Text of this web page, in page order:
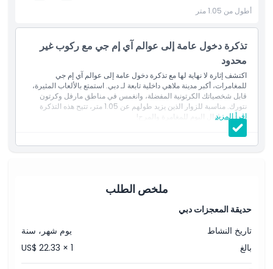
سياسة الإلغاء
أطول من 1.05 متر
تذكرة دخول عامة إلى عوالم آي إم جي مع ركوب غير
محدود
اكتشف إثارة لا نهاية لها مع تذكرة دخول عامة إلى عوالم آي إم جي
للمغامرات، أكبر مدينة ملاهي داخلية تابعة لـ دبي. استمتع بالألعاب المثيرة،
قابل شخصياتك الكرتونية المفضلة، وانغمس في مناطق مارفل وكرتون
نتورك. مناسبة للزوار الذين يزيد طولهم عن 1.05 متر، تتيح هذه التذكرة
الدخول طوال اليوم للمغامرة والمرح!
اقرأ المزيد
المتضمنات
دخول طوال اليوم إلى عوالم آي إم جي للمغامرات، أكبر مدينة ملاهي
ملخص الطلب
حديقة المعجزات دبي
تاريخ النشاط
يوم شهر، سنة
بالغ
US$ 22.33 × 1